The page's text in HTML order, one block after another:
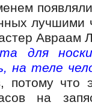
лучшими
Авраам
для
теле
что
на